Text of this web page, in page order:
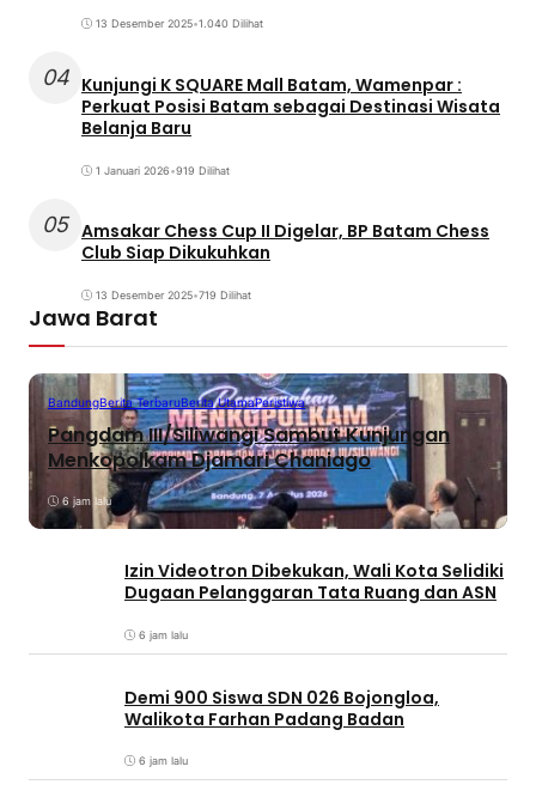
13 Desember 2025•1.040 Dilihat
04 Kunjungi K SQUARE Mall Batam, Wamenpar :
Perkuat Posisi Batam sebagai Destinasi Wisata
Belanja Baru
1 Januari 2026•919 Dilihat
05 Amsakar Chess Cup II Digelar, BP Batam Chess
Club Siap Dikukuhkan
13 Desember 2025•719 Dilihat
Jawa Barat
BandungBerita TerbaruBerita UtamaPeristiwa
Pangdam III/Siliwangi Sambut Kunjungan
Menkopolkam Djamari Chaniago
6 jam lalu
Izin Videotron Dibekukan, Wali Kota Selidiki
Dugaan Pelanggaran Tata Ruang dan ASN
6 jam lalu
Demi 900 Siswa SDN 026 Bojongloa,
Walikota Farhan Padang Badan
6 jam lalu